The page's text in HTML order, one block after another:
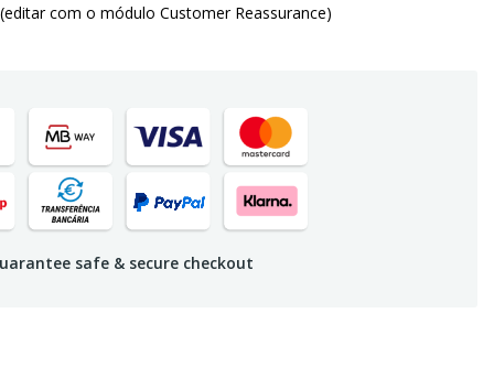
(editar com o módulo Customer Reassurance)
safe & secure checkout